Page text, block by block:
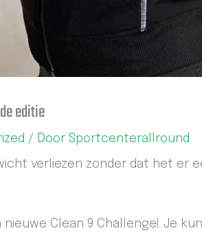
editie
/ Door Sportcenterallround
verliezen zonder dat het er
Clean 9 Challenge! Je